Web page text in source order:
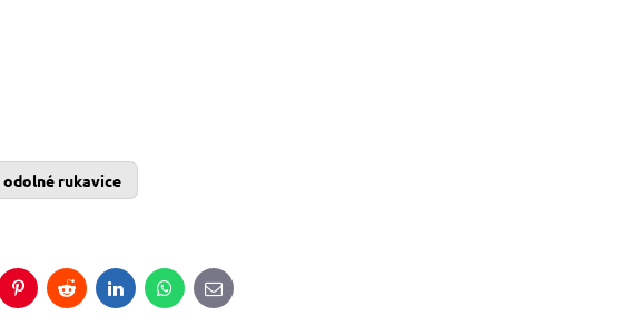
odolné rukavice
PinterestRedditLinkedInWhatsApp
E-
mail